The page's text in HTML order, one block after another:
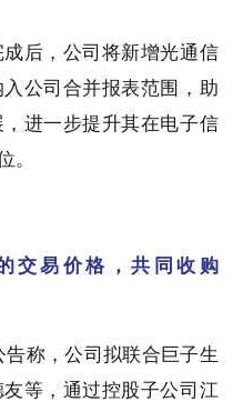
后，公司将新增光通信
公司合并报表范围，助
进一步提升其在电子信
。
交易价格，共同收购
称，公司拟联合巨子生
等，通过控股子公司江